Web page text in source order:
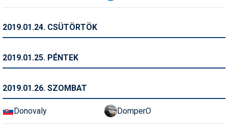
Túrasí
Utazási tippek
Védőfelszerelés
Wellness
2019.01.24. CSÜTÖRTÖK
2019.01.25. PÉNTEK
2019.01.26. SZOMBAT
Donovaly DomperO